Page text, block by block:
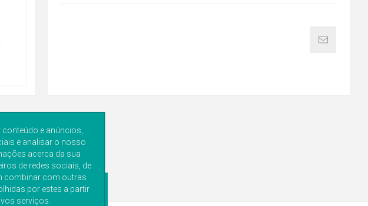
e anúncios,
e analisar o nosso
acerca da sua
de redes sociais, de
combinar com outras
por estes a partir
serviços.